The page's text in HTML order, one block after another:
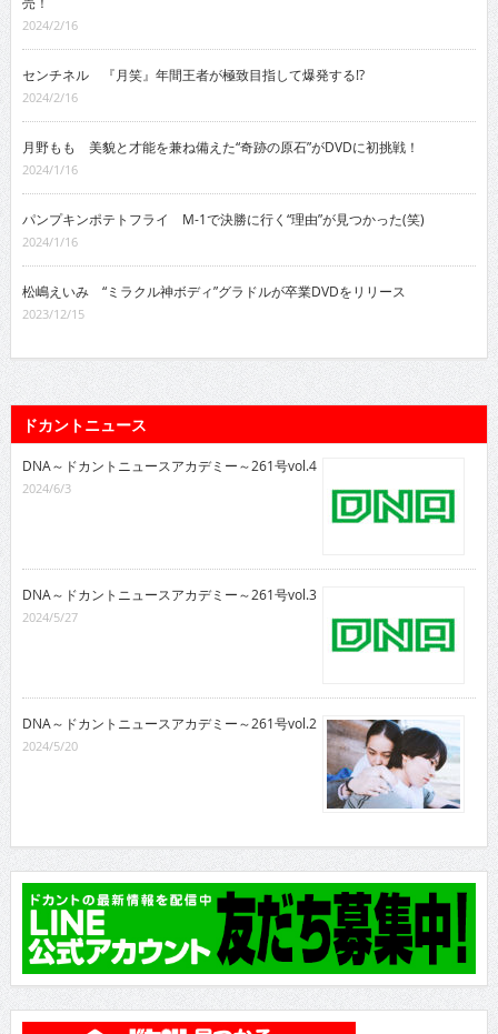
2024/2/16
センチネル 『月笑』年間王者が極致目指して爆発する!?
2024/2/16
月野もも 美貌と才能を兼ね備えた“奇跡の原石”がDVDに初挑戦！
2024/1/16
パンプキンポテトフライ M-1で決勝に行く“理由”が見つかった(笑)
2024/1/16
松嶋えいみ “ミラクル神ボディ”グラドルが卒業DVDをリリース
2023/12/15
ドカントニュース
DNA～ドカントニュースアカデミー～261号vol.4
2024/6/3
DNA～ドカントニュースアカデミー～261号vol.3
2024/5/27
DNA～ドカントニュースアカデミー～261号vol.2
2024/5/20